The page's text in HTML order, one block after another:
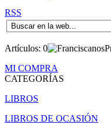
RSS
Artículos: 0
MI COMPRA
CATEGORÍAS
LIBROS
LIBROS DE OCASIÓN